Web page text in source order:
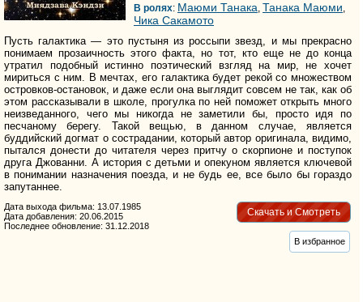
В ролях: Маюми Танака, Танака Маюми,
Чика Сакамото
Пусть галактика — это пустыня из россыпи звезд, и мы прекрасно
понимаем прозаичность этого факта, но тот, кто еще не до конца
утратил подобный истинно поэтический взгляд на мир, не хочет
мириться с ним. В мечтах, его галактика будет рекой со множеством
островков-остановок, и даже если она выглядит совсем не так, как об
этом рассказывали в школе, прогулка по ней поможет открыть много
неизведанного, чего мы никогда не заметили бы, просто идя по
песчаному берегу. Такой вещью, в данном случае, является
буддийский догмат о сострадании, который автор оригинала, видимо,
пытался донести до читателя через притчу о скорпионе и поступок
друга Джованни. А история с детьми и опекуном является ключевой
в понимании назначения поезда, и не будь ее, все было бы гораздо
запутаннее.
Скачать и Смотреть
Дата выхода фильма: 13.07.1985
Дата добавления: 20.06.2015
Последнее обновление: 31.12.2018
В избранное